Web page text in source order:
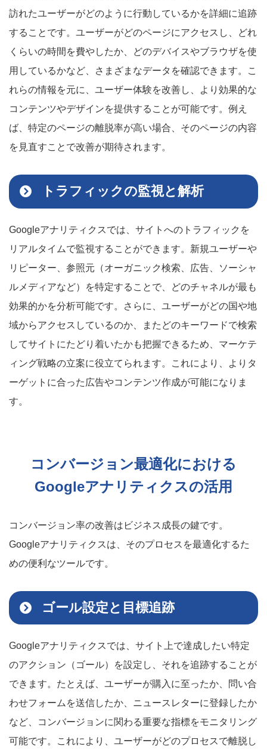
訪れたユーザーがどのように行動しているかを詳細に追跡
することです。ユーザーがどのページにアクセスし、どれ
くらいの時間を費やしたか、どのデバイスやブラウザを使
用しているかなど、さまざまなデータを確認できます。こ
れらの情報を元に、ユーザー体験を改善し、より効果的な
コンテンツやデザインを提供することが可能です。例え
ば、特定のページの離脱率が高い場合、そのページの内容
を見直すことで改善が期待されます。
トラフィックの監視と解析
Googleアナリティクスでは、サイトへのトラフィックを
リアルタイムで監視することができます。新規ユーザーや
リピーター、参照元（オーガニック検索、広告、ソーシャ
ルメディアなど）を特定することで、どのチャネルが最も
効果的かを分析可能です。さらに、ユーザーがどの国や地
域からアクセスしているのか、またどのキーワードで検索
してサイトにたどり着いたかも把握できるため、マーケテ
ィング戦略の立案に役立てられます。これにより、よりタ
ーゲットに合った広告やコンテンツ作成が可能になりま
す。
コンバージョン最適化における
Googleアナリティクスの活用
コンバージョン率の改善はビジネス成長の鍵です。
Googleアナリティクスは、そのプロセスを最適化するた
めの便利なツールです。
ゴール設定と目標追跡
Googleアナリティクスでは、サイト上で達成したい特定
のアクション（ゴール）を設定し、それを追跡することが
できます。たとえば、ユーザーが購入に至ったか、問い合
わせフォームを送信したか、ニュースレターに登録したか
など、コンバージョンに関わる重要な指標をモニタリング
可能です。これにより、ユーザーがどのプロセスで離脱し